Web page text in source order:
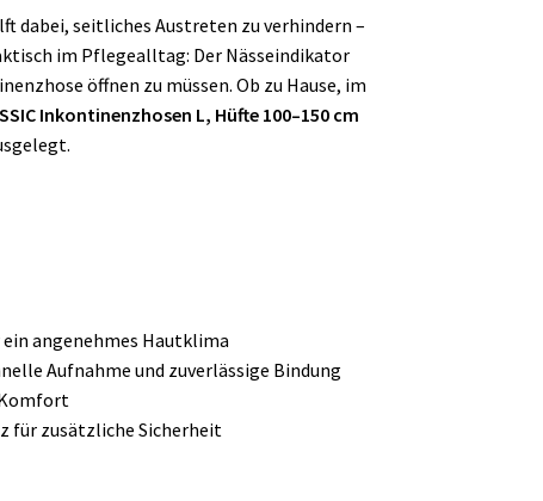
dabei, seitliches Austreten zu verhindern –
im Pflegealltag: Der Nässeindikator
öffnen zu müssen. Ob zu Hause, im
Inkontinenzhosen L, Hüfte 100–150 cm
angenehmes Hautklima
Aufnahme und zuverlässige Bindung
für zusätzliche Sicherheit